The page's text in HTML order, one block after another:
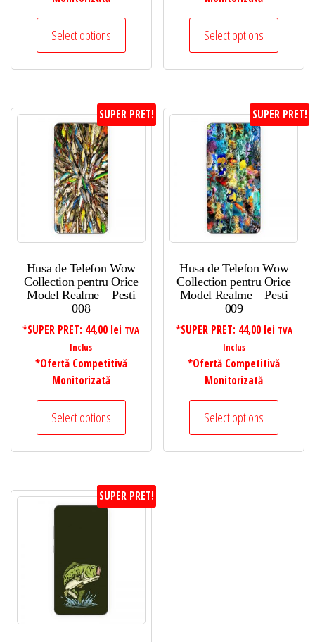
Select options Select options
SUPER PRET!
Husa de Telefon Wow
Collection pentru Orice
Model Realme – Pesti
008
*SUPER PRET: 44,00 lei TVA
Inclus
*Ofertă Competitivă
Monitorizată
Select options
SUPER PRET!
Husa de Telefon Wow
Collection pentru Orice
Model Realme – Pesti
009
*SUPER PRET: 44,00 lei TVA
Inclus
*Ofertă Competitivă
Monitorizată
Select options
SUPER PRET!